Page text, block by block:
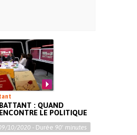
: QUAND
LE POLITIQUE
10/2020 - Durée 90' minutes